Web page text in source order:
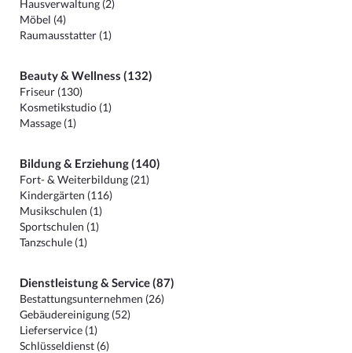
Hausverwaltung (2)
Möbel (4)
Raumausstatter (1)
Beauty & Wellness (132)
Friseur (130)
Kosmetikstudio (1)
Massage (1)
Bildung & Erziehung (140)
Fort- & Weiterbildung (21)
Kindergärten (116)
Musikschulen (1)
Sportschulen (1)
Tanzschule (1)
Dienstleistung & Service (87)
Bestattungsunternehmen (26)
Gebäudereinigung (52)
Lieferservice (1)
Schlüsseldienst (6)